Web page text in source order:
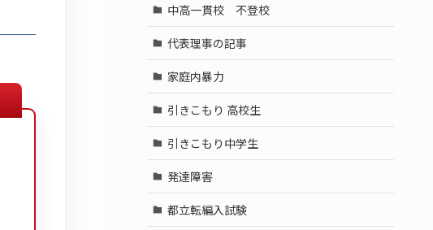
中高一貫校 不登校
代表理事の記事
家庭内暴力
引きこもり 高校生
引きこもり中学生
発達障害
都立転編入試験